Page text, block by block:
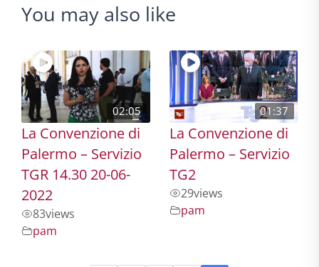
You may also like
02:05
La Convenzione di
Palermo – Servizio
TGR 14.30 20-06-
2022
83views
pam
01:37
La Convenzione di
Palermo – Servizio
TG2
29views
pam